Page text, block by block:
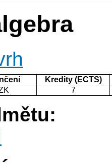
Kredity (ECTS)
7